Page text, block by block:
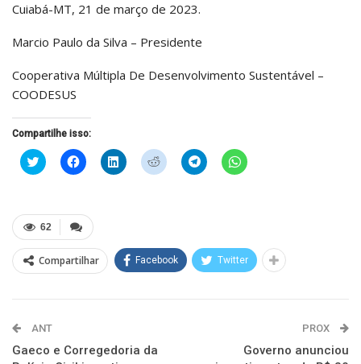
Cuiabá-MT, 21 de março de 2023.
Marcio Paulo da Silva – Presidente
Cooperativa Múltipla De Desenvolvimento Sustentável –
COODESUS
Compartilhe isso:
Clique
para
em
nova
janela)
Clique
para
em
nova
janela)
Clique
para
Clique
para
Clique
para
Clique
para
62
Compartilhar Facebook Twitter
ANT
Gaeco e Corregedoria da
PROX
Governo anunciou